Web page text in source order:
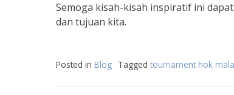
Semoga kisah-kisah inspiratif ini
dan tujuan kita.
Posted in Blog Tagged tournament hok